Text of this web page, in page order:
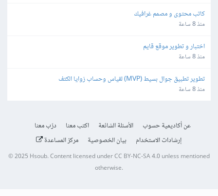
كاتب محتوى و مصمم غرافيك
منذ 8 ساعة
اختبار و تطوير موقع قايم
منذ 8 ساعة
تطوير تطبيق جوال بسيط (MVP) لقياس وحساب زوايا الكتف
منذ 8 ساعة
عن أكاديمية حسوب الأسئلة الشائعة اكتب معنا
درّب معنا
إرشادات الاستخدام
بيان الخصوصية مركز المساعدة
© 2025 Hsoub.Content licensed underCC BY-NC-SA 4.0unless mentioned
otherwise.